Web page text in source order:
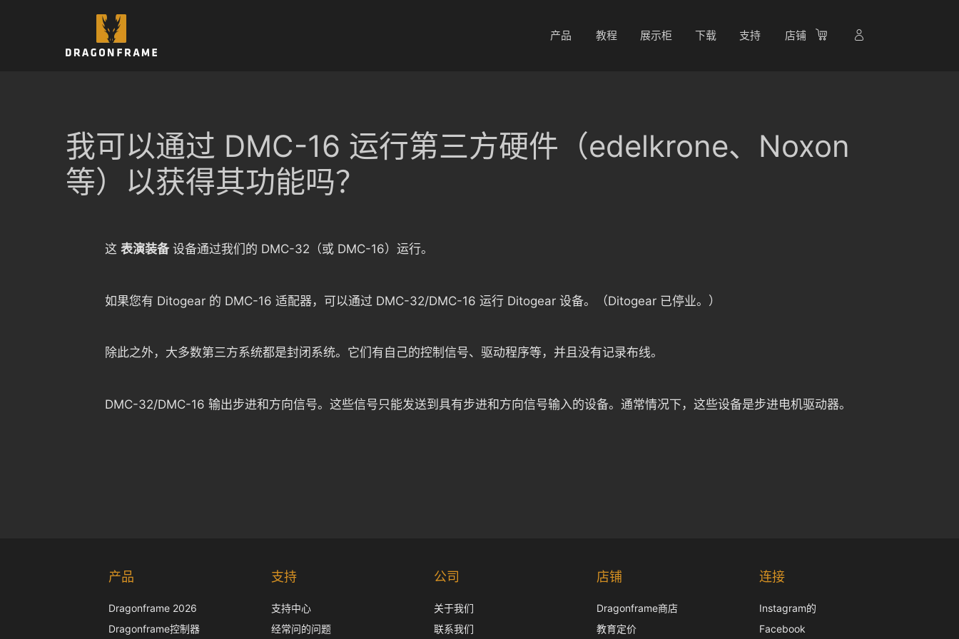
产品 教程 展示柜 下载 支持 店铺
我可以通过 DMC-16 运行第三方硬件（edelkrone、Noxon
等）以获得其功能吗？
这 表演装备设备通过我们的 DMC-32（或 DMC-16）运行。
如果您有 Ditogear 的 DMC-16 适配器，可以通过 DMC-32/DMC-16 运行 Ditogear 设备。（Ditogear 已停业。）
除此之外，大多数第三方系统都是封闭系统。它们有自己的控制信号、驱动程序等，并且没有记录布线。
DMC-32/DMC-16 输出步进和方向信号。这些信号只能发送到具有步进和方向信号输入的设备。通常情况下，这些设备是步进电机驱动器。
产品
Dragonframe 2026
Dragonframe控制器
支持
支持中心
经常问的问题
公司
关于我们
联系我们
店铺
Dragonframe商店
教育定价
连接
Instagram的
Facebook
French